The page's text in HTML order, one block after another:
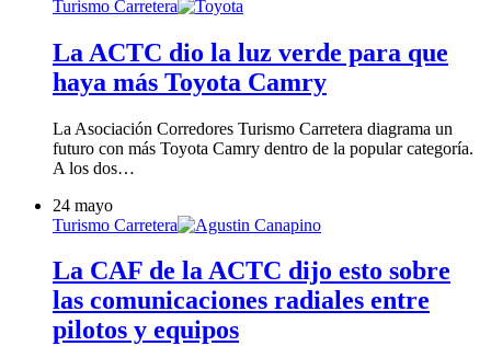
Turismo Carretera
La ACTC dio la luz verde para que
haya más Toyota Camry
La Asociación Corredores Turismo Carretera diagrama un
futuro con más Toyota Camry dentro de la popular categoría.
A los dos…
24 mayo
Turismo Carretera
La CAF de la ACTC dijo esto sobre
las comunicaciones radiales entre
pilotos y equipos